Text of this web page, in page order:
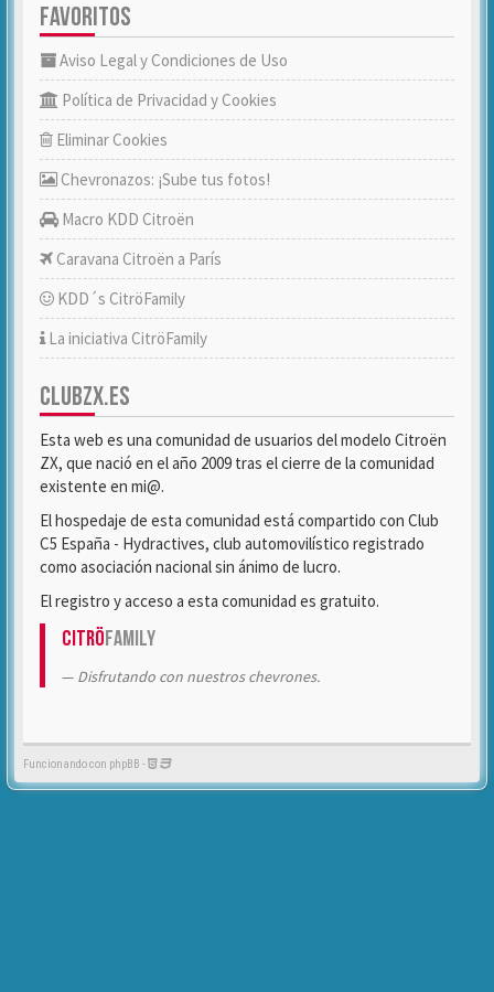
FAVORITOS
Aviso Legal y Condiciones de Uso
Política de Privacidad y Cookies
Eliminar Cookies
Chevronazos: ¡Sube tus fotos!
Macro KDD Citroën
Caravana Citroën a París
KDD´s CitröFamily
La iniciativa CitröFamily
CLUBZX.ES
Esta web es una comunidad de usuarios del modelo Citroën
ZX, que nació en el año 2009 tras el cierre de la comunidad
existente en mi@.
El hospedaje de esta comunidad está compartido con Club
C5 España - Hydractives, club automovilístico registrado
como asociación nacional sin ánimo de lucro.
El registro y acceso a esta comunidad es gratuito.
CitröFamily
Disfrutando con nuestros chevrones.
Funcionando con phpBB -